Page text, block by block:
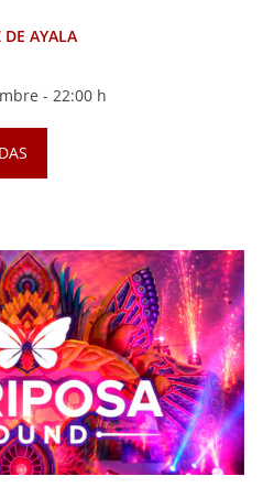
DE AYALA
- 22:00 h